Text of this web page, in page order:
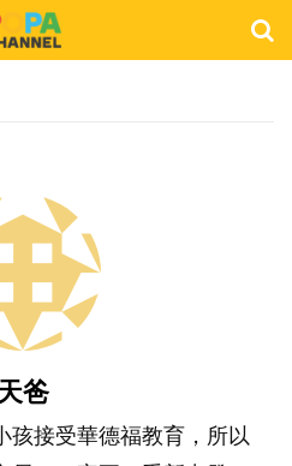
爸
孩接受華德福教育，所以